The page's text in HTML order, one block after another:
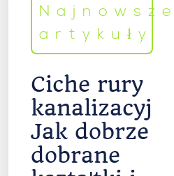
Najnowsze
artykuły
Ciche rury
kanalizacyjne.
Jak dobrze
dobrane